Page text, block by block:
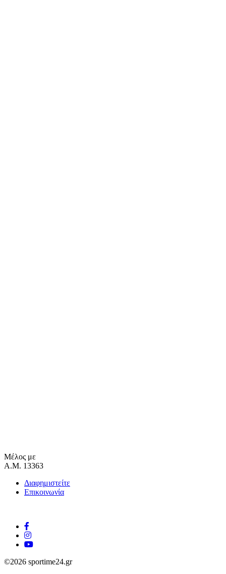
Μέλος με
Α.Μ. 13363
Διαφημιστείτε
Επικοινωνία
©2026 sportime24.gr